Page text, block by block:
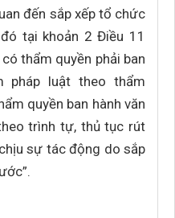
đến sắp xếp tổ chức
tại khoản 2 Điều 11
thẩm quyền phải ban
pháp luật theo thẩm
quyền ban hành văn
trình tự, thủ tục rút
sự tác động do sắp